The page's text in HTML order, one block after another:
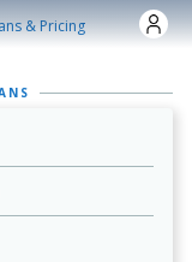
& Pricing